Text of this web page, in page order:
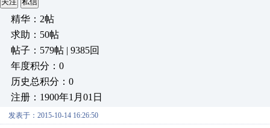
精华：2帖
求助：50帖
帖子：579帖 | 9385回
年度积分：0
历史总积分：0
注册：1900年1月01日
发表于：2015-10-14 16:26:50